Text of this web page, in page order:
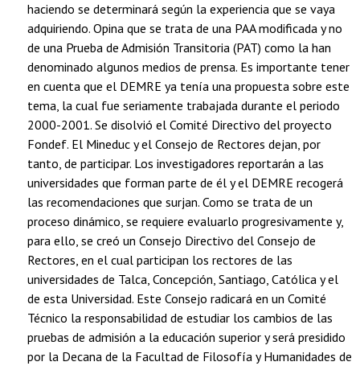
haciendo se determinará según la experiencia que se vaya
adquiriendo. Opina que se trata de una PAA modificada y no
de una Prueba de Admisión Transitoria (PAT) como la han
denominado algunos medios de prensa. Es importante tener
en cuenta que el DEMRE ya tenía una propuesta sobre este
tema, la cual fue seriamente trabajada durante el periodo
2000-2001. Se disolvió el Comité Directivo del proyecto
Fondef. El Mineduc y el Consejo de Rectores dejan, por
tanto, de participar. Los investigadores reportarán a las
universidades que forman parte de él y el DEMRE recogerá
las recomendaciones que surjan. Como se trata de un
proceso dinámico, se requiere evaluarlo progresivamente y,
para ello, se creó un Consejo Directivo del Consejo de
Rectores, en el cual participan los rectores de las
universidades de Talca, Concepción, Santiago, Católica y el
de esta Universidad. Este Consejo radicará en un Comité
Técnico la responsabilidad de estudiar los cambios de las
pruebas de admisión a la educación superior y será presidido
por la Decana de la Facultad de Filosofía y Humanidades de